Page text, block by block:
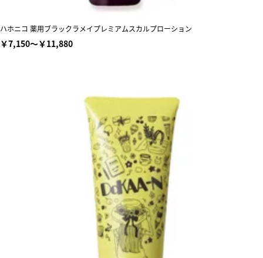
ハホニコ 薬用ブラックラメイプレミアムスカルプローション
￥7,150～￥11,880